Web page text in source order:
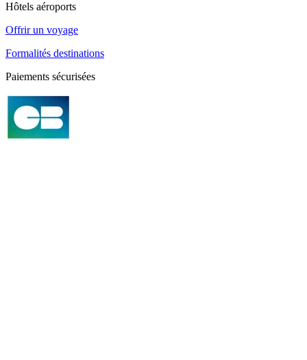
Hôtels aéroports
Offrir un voyage
Formalités destinations
Paiements sécurisées